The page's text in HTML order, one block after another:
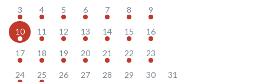
3 4 5 6 7 8 9
10 11 12 13 14 15 16
17 18 19 20 21 22 23
24 25 26 27 28 29 30 31